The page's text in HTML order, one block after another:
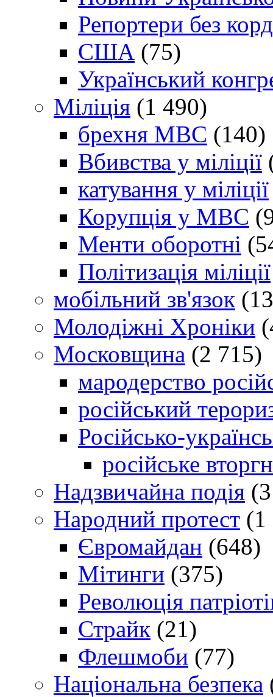
Репортери без
США (75)
Український
Міліція (1 490)
брехня МВС (140)
Вбивства у міліції
катування у міліції
Корупція у МВС
Менти оборотні
Політизація міліції
мобільний зв'язок
Молодіжні Хроніки
Московщина (2 715)
мародерство
російський
Російсько-
російське
Надзвичайна подія
Народний протест (1
Євромайдан (648)
Мітинги (375)
Революція
Страйк (21)
Флешмоби (77)
Національна безпека